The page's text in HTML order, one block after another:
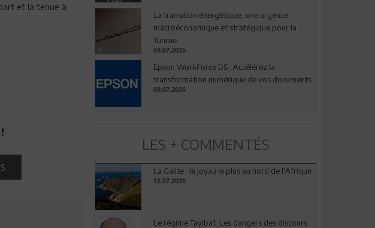
et la tenue à
La transition énergétique, une urgence
macroéconomique et stratégique pour la
Tunisie
09.07.2026
Epson WorkForce DS : Accélérez la
transformation numérique de vos documents
09.07.2026
LES + COMMENTÉS
La Galite : le joyau le plus au nord de l'Afrique
12.07.2026
Le régime Tayibat: Les dangers des discours